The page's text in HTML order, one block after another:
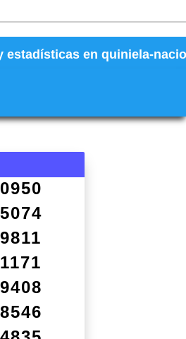
en quiniela-
0950
5074
9811
1171
9408
8546